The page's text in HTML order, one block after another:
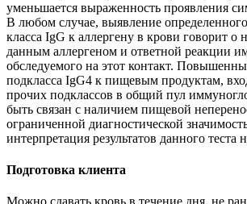
уменьшается выраженность проявления
В любом случае, выявление
класса IgG к аллергену в крови говорит о
данным аллергеном и ответной реакции
обследуемого на этот контакт.
подкласса IgG4 к пищевым продуктам,
прочих подклассов в общий пул
быть связан с наличием пищевой
ограниченной диагностической
интерпретация результатов данного теста
Подготовка клиента